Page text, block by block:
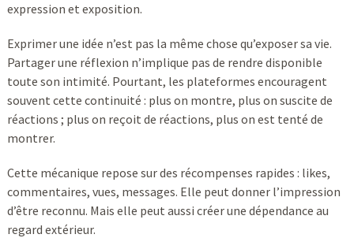
expression et exposition.
Exprimer une idée n’est pas la même chose qu’exposer sa vie.
Partager une réflexion n’implique pas de rendre disponible
toute son intimité. Pourtant, les plateformes encouragent
souvent cette continuité : plus on montre, plus on suscite de
réactions ; plus on reçoit de réactions, plus on est tenté de
montrer.
Cette mécanique repose sur des récompenses rapides : likes,
commentaires, vues, messages. Elle peut donner l’impression
d’être reconnu. Mais elle peut aussi créer une dépendance au
regard extérieur.